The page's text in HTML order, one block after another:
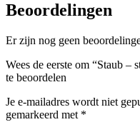
Beoordelingen
Er zijn nog geen
Wees de eerste om “Staub –
te beoordelen
Je e-mailadres wordt niet
gemarkeerd met *